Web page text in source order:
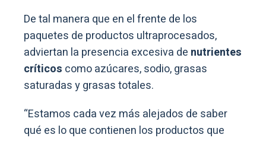
De tal manera que en el frente de los
paquetes de productos ultraprocesados,
adviertan la presencia excesiva de nutrientes
críticos como azúcares, sodio, grasas
saturadas y grasas totales.
“Estamos cada vez más alejados de saber
qué es lo que contienen los productos que